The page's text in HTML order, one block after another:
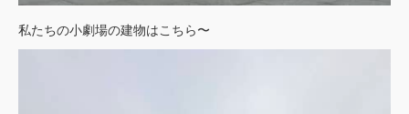
私たちの小劇場の建物はこちら〜